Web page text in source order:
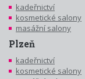
kadeřnictví
kosmetické salony
masážní salony
Plzeň
kadeřnictví
kosmetické salony